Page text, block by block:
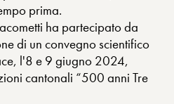
prima.
ha partecipato da
di un convegno scientifico
l'8 e 9 giugno 2024,
cantonali “500 anni Tre